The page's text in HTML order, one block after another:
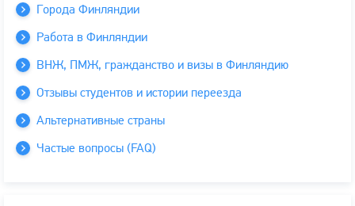
Города Финляндии
Работа в Финляндии
ВНЖ, ПМЖ, гражданство и визы в Финляндию
Отзывы студентов и истории переезда
Альтернативные страны
Частые вопросы (FAQ)